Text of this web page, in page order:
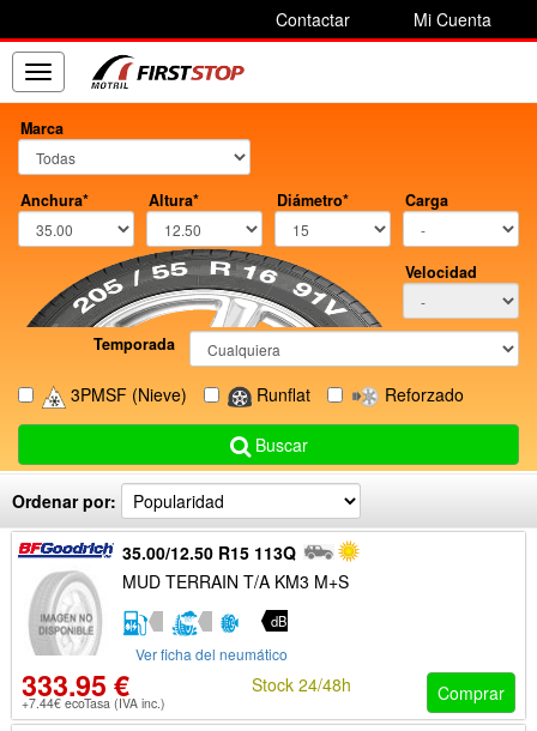
Contactar Mi Cuenta
Toggle
navigation
Marca
Anchura* Altura* Diámetro* Carga
Velocidad
Temporada
3PMSF (Nieve) Runflat Reforzado
Buscar
Ordenar por:
35.00/12.50 R15 113Q
MUD TERRAIN T/A KM3 M+S
dB
Ver ficha del neumático
333.95 €
+7.44€ ecoTasa (IVA inc.) Comprar
Stock 24/48h